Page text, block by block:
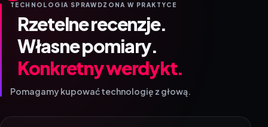
TECHNOLOGIA SPRAWDZONA W PRAKTYCE
Rzetelne recenzje.
Własne pomiary.
Konkretny werdykt.
Pomagamy kupować technologię z głową.